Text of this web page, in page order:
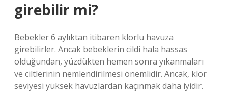
girebilir mi?
Bebekler 6 aylıktan itibaren klorlu havuza
girebilirler. Ancak bebeklerin cildi hala hassas
olduğundan, yüzdükten hemen sonra yıkanmaları
ve ciltlerinin nemlendirilmesi önemlidir. Ancak, klor
seviyesi yüksek havuzlardan kaçınmak daha iyidir.